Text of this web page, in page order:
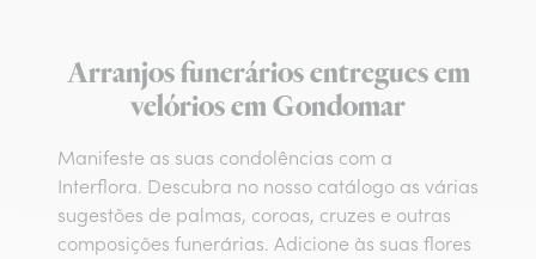
Arranjos funerários entregues em
velórios em Gondomar
Manifeste as suas condolências com a
Interflora. Descubra no nosso catálogo as várias
sugestões de palmas, coroas, cruzes e outras
composições funerárias. Adicione às suas flores